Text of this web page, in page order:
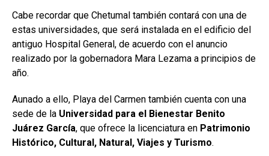
Cabe recordar que Chetumal también contará con una de
estas universidades, que será instalada en el edificio del
antiguo Hospital General, de acuerdo con el anuncio
realizado por la gobernadora Mara Lezama a principios de
año.
Aunado a ello, Playa del Carmen también cuenta con una
sede de la Universidad para el Bienestar Benito
Juárez García, que ofrece la licenciatura en Patrimonio
Histórico, Cultural, Natural, Viajes y Turismo.